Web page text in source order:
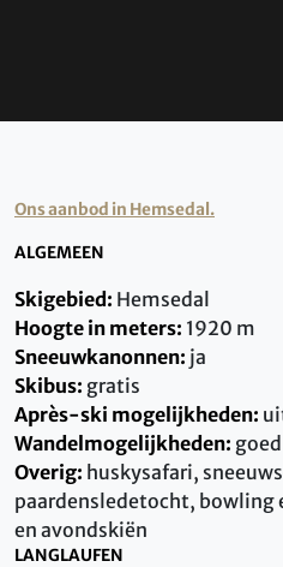
Ons aanbod in Hemsedal.
ALGEMEEN
Skigebied: Hemsedal
Hoogte in meters: 1920 m
Sneeuwkanonnen: ja
Skibus: gratis
Après-ski mogelijkheden:
Wandelmogelijkheden: goed
Overig: huskysafari,
paardensledetocht,
en avondskiën
LANGLAUFEN